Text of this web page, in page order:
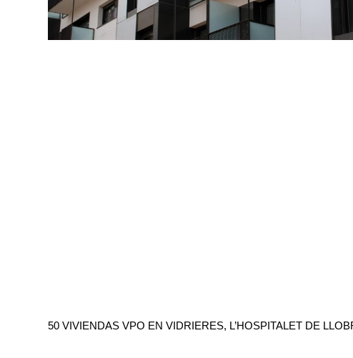
50 VIVIENDAS VPO EN VIDRIERES, L’HOSPITALET DE